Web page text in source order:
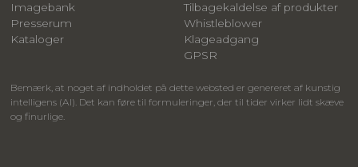
Imagebank
Presserum
Kataloger
Tilbagekaldelse af produkter
Whistleblower
Klageadgang
GPSR
Bemærk, at noget af indholdet på dette websted er genereret af kunstig
intelligens (AI). Det kan føre til formuleringer, der til tider virker lidt skæve
og finurlige.